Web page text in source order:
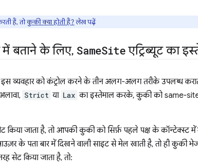
हैं, तोकुकी क्या होती हैं?लेख पढ़ें
बताने के लिए, SameSiteएट्रिब्यूट का
इस व्यवहार को कंट्रोल करने के तीन अलग-अलग तरीके उपलब्ध
Strict या Lax का इस्तेमाल करके, कुकी को same-site
किया जाता है, तो आपकी कुकी को सिर्फ़ पहले पक्ष के कॉन्टेक्स्ट
के पता बार में दिखने वाली साइट से मेल खाती है, तो ही कुकी
सेट किया जाता है, तो: